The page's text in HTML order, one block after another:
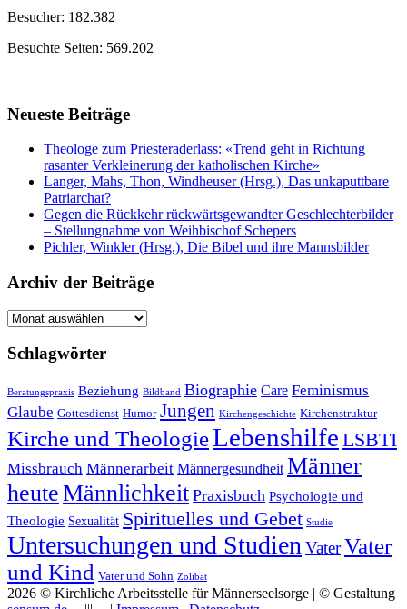
Besucher: 182.382
Besuchte Seiten: 569.202
Neueste Beiträge
Theologe zum Priesteraderlass: «Trend geht in Richtung
rasanter Verkleinerung der katholischen Kirche»
Langer, Mahs, Thon, Windheuser (Hrsg.), Das unkaputtbare
Patriarchat?
Gegen die Rückkehr rückwärtsgewandter Geschlechterbilder
– Stellungnahme von Weihbischof Schepers
Pichler, Winkler (Hrsg.), Die Bibel und ihre Mannsbilder
Archiv der Beiträge
Archiv
Beiträge
Schlagwörter
Beratungspraxis Beziehung Bildband Biographie Care Feminismus
Glaube Gottesdienst Humor Jungen Kirchengeschichte Kirchenstruktur
Kirche und TheologieLebenshilfe LSBTI
Missbrauch Männerarbeit Männergesundheit Männer
heuteMännlichkeit Praxisbuch Psychologie und
Theologie Sexualität Spirituelles und Gebet Studie
Untersuchungen und Studien VaterVater
und Kind Vater und Sohn Zölibat
2026 © Kirchliche Arbeitsstelle für Männerseelsorge | © Gestaltung